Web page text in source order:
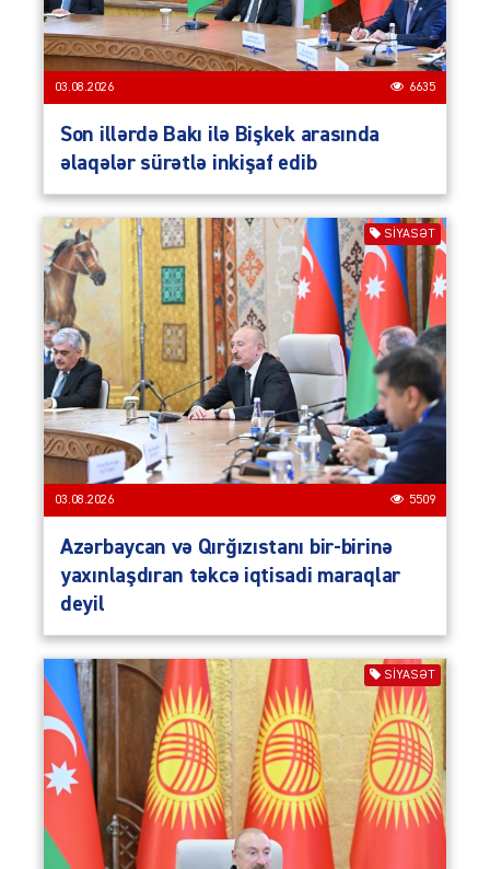
03.08.2026 6635
Son illərdə Bakı ilə Bişkek arasında
əlaqələr sürətlə inkişaf edib
SIYASƏT
03.08.2026 5509
Azərbaycan və Qırğızıstanı bir-birinə
yaxınlaşdıran təkcə iqtisadi maraqlar
deyil
SIYASƏT